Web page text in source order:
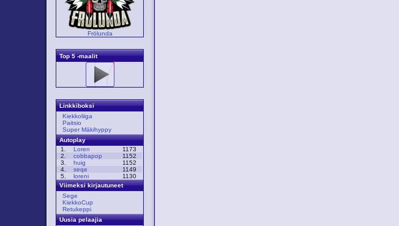
Frölunda
Top 5 -maalit
Linkkiboksi
Kiekkoliiga
Paitsio
Super Mäkihyppy
Autoplay
1.
Loren
1173
2.
cobbapop
1152
3.
huig
1152
4.
seqe
1149
5.
loreni
1130
Viimeksi kirjautuneet
Sege
KiekkoCup
Retukeppi
Uusia pelaajia